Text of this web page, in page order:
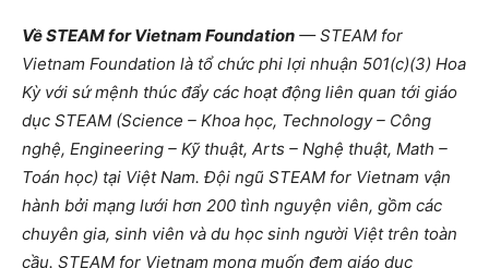
Về STEAM for Vietnam Foundation — STEAM for
Vietnam Foundation là tổ chức phi lợi nhuận 501(c)(3) Hoa
Kỳ với sứ mệnh thúc đẩy các hoạt động liên quan tới giáo
dục STEAM (Science – Khoa học, Technology – Công
nghệ, Engineering – Kỹ thuật, Arts – Nghệ thuật, Math –
Toán học) tại Việt Nam. Đội ngũ STEAM for Vietnam vận
hành bởi mạng lưới hơn 200 tình nguyện viên, gồm các
chuyên gia, sinh viên và du học sinh người Việt trên toàn
cầu. STEAM for Vietnam mong muốn đem giáo dục